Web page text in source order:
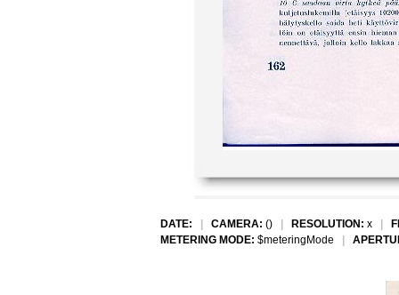
DATE: CAMERA: () RESOLUTION: x
METERING MODE: $meteringMode